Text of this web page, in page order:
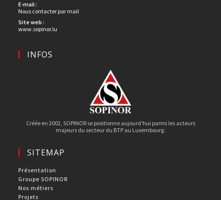
E-mail :
Nous contacter par mail
Site web :
www.sopinor.lu
INFOS
Créée en 2002, SOPINOR se positionne aujourd'hui parmi les acteurs
majeurs du secteur du BTP au Luxembourg.
SITEMAP
Présentation
Groupe SOPINOR
Nos métiers
Projets